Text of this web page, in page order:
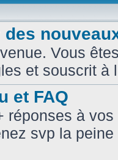
des
Vous
et souscrit à
et FAQ
réponses à
svp la